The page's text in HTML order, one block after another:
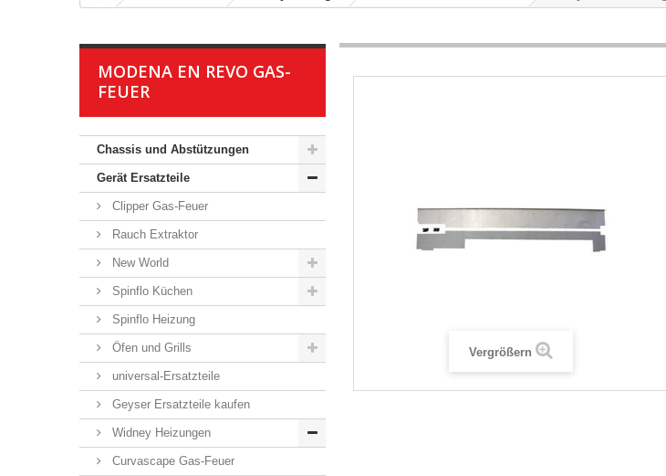
MODENA EN REVO GAS-
FEUER
Chassis und Abstützungen
Gerät Ersatzteile
Clipper Gas-Feuer
Rauch Extraktor
New World
Spinflo Küchen
Spinflo Heizung
Öfen und Grills
universal-Ersatzteile
Geyser Ersatzteile kaufen
Widney Heizungen
Curvascape Gas-Feuer
Vergrößern